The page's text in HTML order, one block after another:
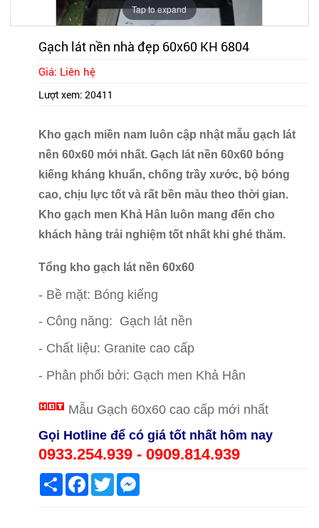
Tap to expand
Gạch lát nền nhà đẹp 60x60 KH 6804
Giá: Liên hệ
Lượt xem: 20411
Kho gạch miền nam luôn cập nhật mẫu gạch lát
nền 60x60 mới nhất. Gạch lát nền 60x60 bóng
kiếng kháng khuẩn, chống trầy xước, bộ bóng
cao, chịu lực tốt và rất bền màu theo thời gian.
Kho gạch men Khả Hân luôn mang đến cho
khách hàng trải nghiệm tốt nhất khi ghé thăm.
Tổng kho gạch lát nền 60x60
- Bề mặt: Bóng kiếng
- Công năng: Gạch lát nền
- Chất liệu: Granite cao cấp
- Phân phối bởi: Gạch men Khả Hân
Mẫu Gạch 60x60 cao cấp mới nhất
Gọi Hotline để có giá tốt nhất hôm nay
0933.254.939 - 0909.814.939
Share Facebook
Twitter